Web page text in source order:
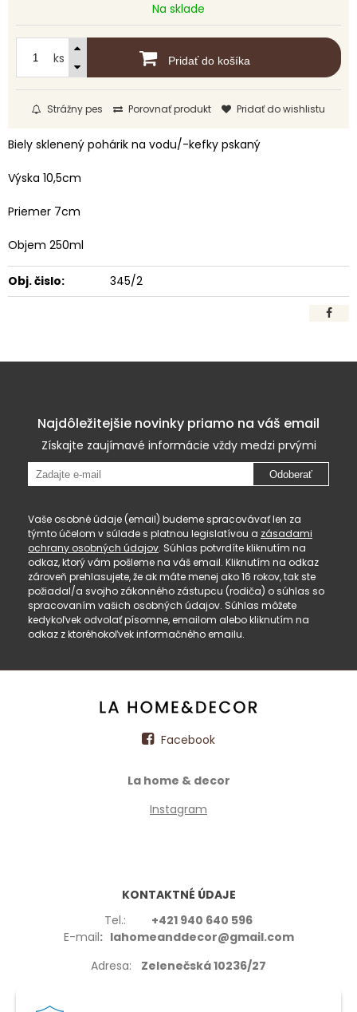
Na sklade
ks Pridať do košíka
Strážny pes Porovnať produkt Pridať do wishlistu
Biely sklenený pohárik na vodu/-kefky pskaný
Výska 10,5cm
Priemer 7cm
Objem 250ml
Obj. čislo: 345/2
Najdôležitejšie novinky priamo na váš email
Získajte zaujímavé informácie vždy medzi prvými
Odoberať
Vaše osobné údaje (email) budeme spracovávať len za
týmto účelom v súlade s platnou legislatívou a zásadami
ochrany osobných údajov. Súhlas potvrdíte kliknutím na
odkaz, ktorý vám pošleme na váš email. Kliknutím na odkaz
zároveň prehlasujete, že ak máte menej ako 16 rokov, tak ste
požiadal/a svojho zákonného zástupcu (rodiča) o súhlas so
spracovaním vašich osobných údajov. Súhlas môžete
kedykoľvek odvolať písomne, emailom alebo kliknutím na
odkaz z ktoréhokoľvek informačného emailu.
Facebook
La home & decor
Instagram
KONTAKTNÉ ÚDAJE
Tel.: +421 940 640 596
E-mail: lahomeanddecor@gmail.com
Adresa: Zelenečská 10236/27